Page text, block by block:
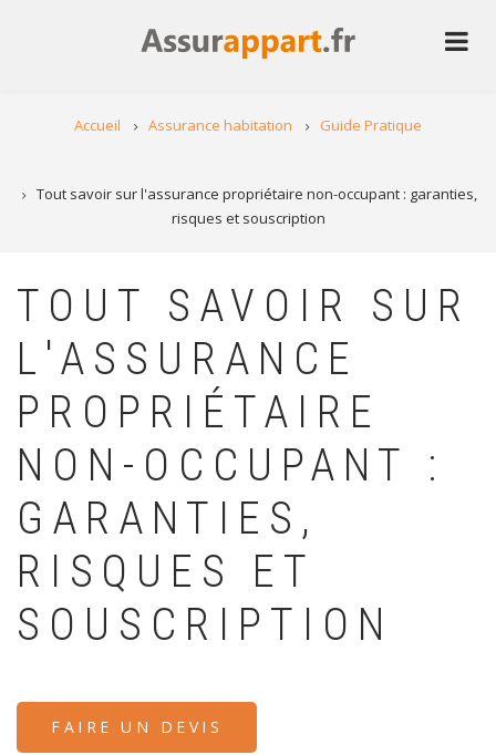
Accueil Assurance habitation Guide Pratique
Tout savoir sur l'assurance propriétaire non-occupant : garanties,
risques et souscription
TOUT SAVOIR SUR
L'ASSURANCE
PROPRIÉTAIRE
NON-OCCUPANT :
GARANTIES,
RISQUES ET
SOUSCRIPTION
FAIRE UN DEVIS